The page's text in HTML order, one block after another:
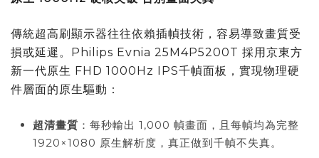
傳統超高刷顯示器往往依賴插幀技術，容易導致畫質受
損或延遲。Philips Evnia 25M4P5200T 採用京東方
新一代原生 FHD 1000Hz IPS千幀面板，實現物理硬
件層面的原生驅動：
超清畫質 ：每秒輸出 1,000 幀畫面，且每幀均為完整
1920×1080 原生解析度，真正做到千幀不失真。